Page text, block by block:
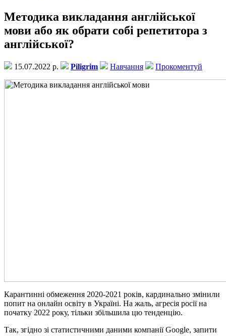
Методика викладання англійської
мови або як обрати собі репетитора з
англійської?
15.07.2022 р. Piligrim Навчання Прокоментуй
Карантинні обмеження 2020-2021 років, кардинально змінили
попит на онлайн освіту в Україні. На жаль, агресія росії на
початку 2022 року, тільки збільшила цю тенденцію.
Так, згідно зі статистичними даними компанії Google, запити